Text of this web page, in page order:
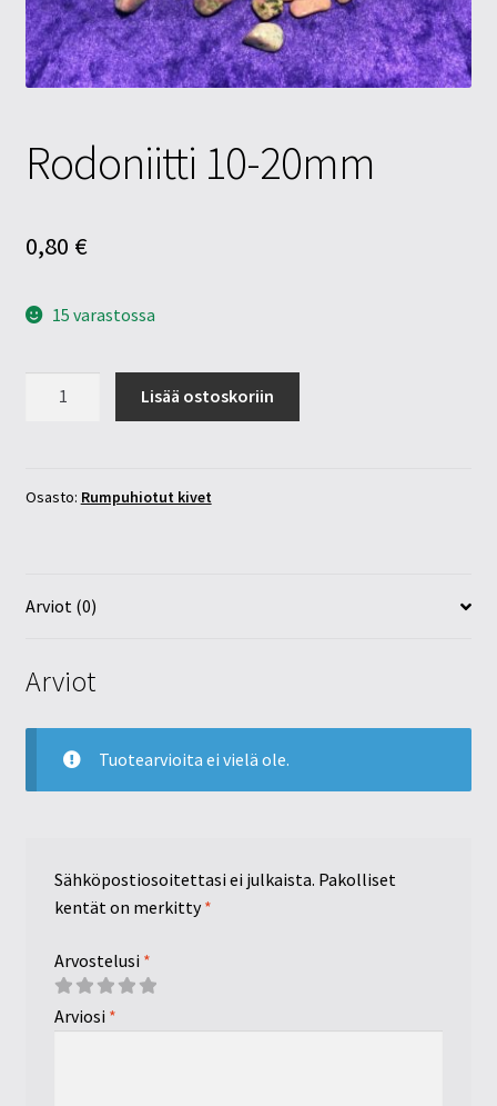
Tietosuojaseloste
Tuotteet
Rodoniitti 10-20mm
0,80 €
15 varastossa
Lisää ostoskoriin
Osasto: Rumpuhiotut kivet
Arviot (0)
Arviot
Tuotearvioita ei vielä ole.
Sähköpostiosoitettasi ei julkaista. Pakolliset
kentät on merkitty*
Arvostelusi *
Arviosi *